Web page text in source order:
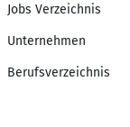
Jobs Verzeichnis
Unternehmen
Berufsverzeichnis